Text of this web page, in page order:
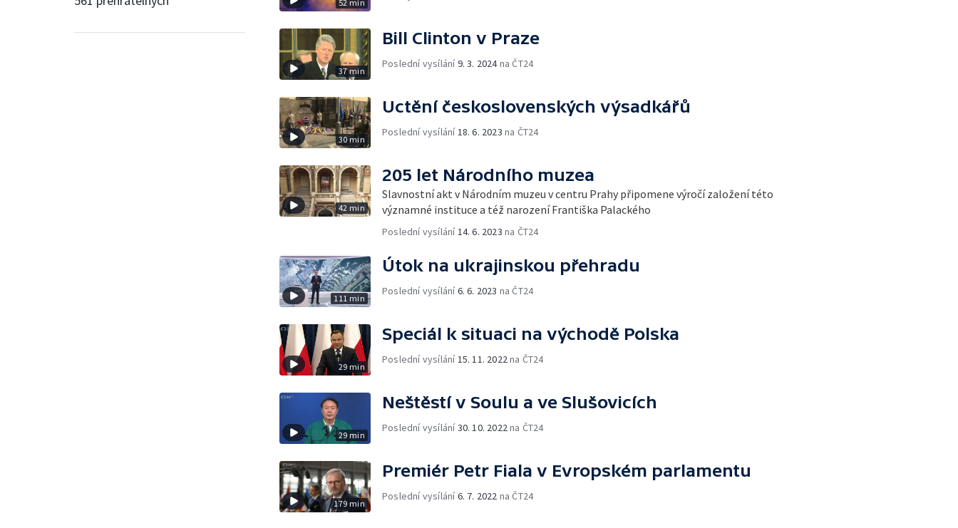
52 min
37 min
Bill Clinton v Praze
Poslední vysílání9. 3. 2024na ČT24
30 min
Uctění československých výsadkářů
Poslední vysílání 18. 6. 2023 na ČT24
42 min
205 let Národního muzea
Slavnostní akt v Národním muzeu v centru Prahy připomene výročí založení této
významné instituce a též narození Františka Palackého
Poslední vysílání 14. 6. 2023 na ČT24
111 min
Útok na ukrajinskou přehradu
Poslední vysílání6. 6. 2023 na ČT24
29 min
Speciál k situaci na východě Polska
Poslední vysílání 15. 11. 2022 na ČT24
29 min
Neštěstí v Soulu a ve Slušovicích
Poslední vysílání30. 10. 2022 na ČT24
179 min
Premiér Petr Fiala v Evropském parlamentu
Poslední vysílání6. 7. 2022 na ČT24